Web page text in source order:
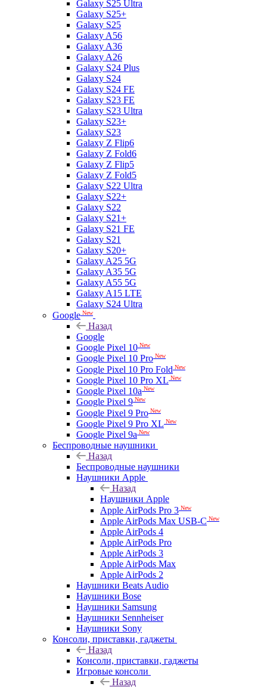
Galaxy S25 Ultra
Galaxy S25+
Galaxy S25
Galaxy A56
Galaxy A36
Galaxy A26
Galaxy S24 Plus
Galaxy S24
Galaxy S24 FE
Galaxy S23 FE
Galaxy S23 Ultra
Galaxy S23+
Galaxy S23
Galaxy Z Flip6
Galaxy Z Fold6
Galaxy Z Flip5
Galaxy Z Fold5
Galaxy S22 Ultra
Galaxy S22+
Galaxy S22
Galaxy S21+
Galaxy S21 FE
Galaxy S21
Galaxy S20+
Galaxy A25 5G
Galaxy A35 5G
Galaxy A55 5G
Galaxy A15 LTE
Galaxy S24 Ultra
Google New
Назад
Google
Google Pixel 10 New
Google Pixel 10 Pro New
Google Pixel 10 Pro Fold New
Google Pixel 10 Pro XL New
Google Pixel 10a New
Google Pixel 9 New
Google Pixel 9 Pro New
Google Pixel 9 Pro XL New
Google Pixel 9a New
Беспроводные наушники
Назад
Беспроводные наушники
Наушники Apple
Назад
Наушники Apple
Apple AirPods Pro 3 New
Apple AirPods Max USB-C New
Apple AirPods 4
Apple AirPods Pro
Apple AirPods 3
Apple AirPods Max
Apple AirPods 2
Наушники Beats Audio
Наушники Bose
Наушники Samsung
Наушники Sennheiser
Наушники Sony
Консоли, приставки, гаджеты
Назад
Консоли, приставки, гаджеты
Игровые консоли
Назад